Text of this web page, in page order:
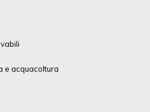
e acquacoltura